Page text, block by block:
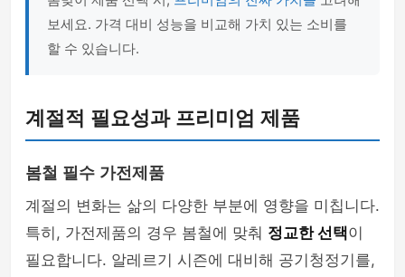
보세요. 가격 대비 성능을 비교해 가치 있는 소비를
할 수 있습니다.
계절적 필요성과 프리미엄 제품
봄철 필수 가전제품
계절의 변화는 삶의 다양한 부분에 영향을 미칩니다.
특히, 가전제품의 경우 봄철에 맞춰 정교한 선택이
필요합니다. 알레르기 시즌에 대비해 공기청정기를,